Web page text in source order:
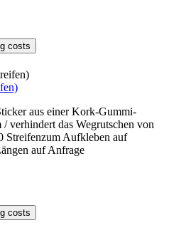
costs
aus einer Kork-Gummi-
verhindert das Wegrutschen von
Streifenzum Aufkleben auf
auf Anfrage
costs